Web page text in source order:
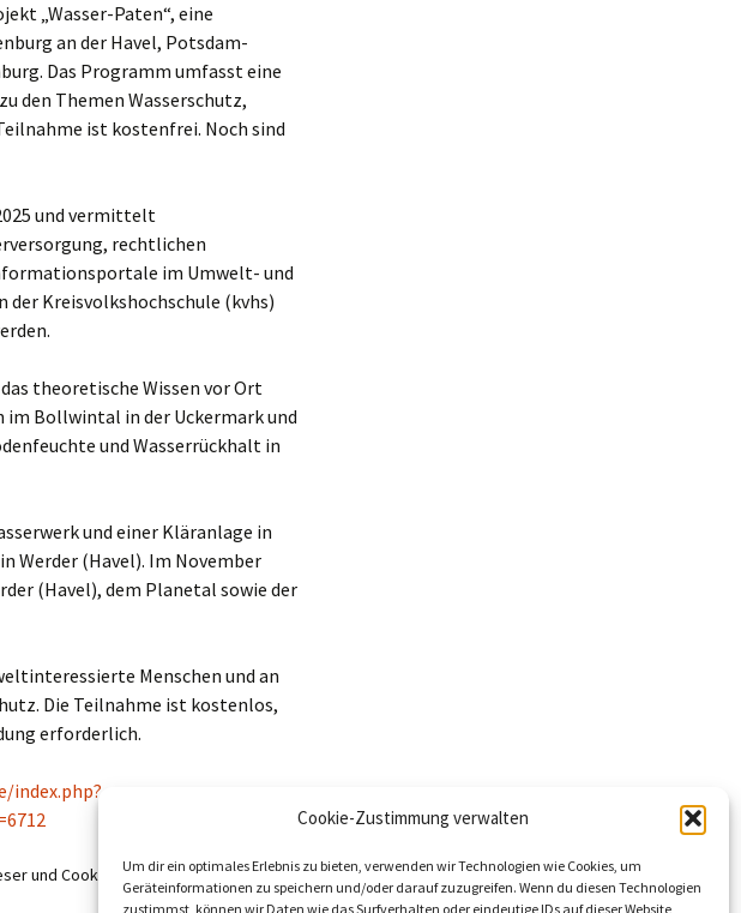
Cookie-Zustimmung verwalten
Um dir ein optimales Erlebnis zu bieten, verwenden wir Technologien wie Cookies, um
Geräteinformationen zu speichern und/oder darauf zuzugreifen. Wenn du diesen Technologien
zustimmst, können wir Daten wie das Surfverhalten oder eindeutige IDs auf dieser Website
„Wasser-Paten“, eine
an der Havel, Potsdam-
Das Programm umfasst eine
den Themen Wasserschutz,
ist kostenfrei. Noch sind
und vermittelt
rechtlichen
im Umwelt- und
der Kreisvolkshochschule (kvhs)
theoretische Wissen vor Ort
im Bollwintal in der Uckermark und
und Wasserrückhalt in
und einer Kläranlage in
Werder (Havel). Im November
(Havel), dem Planetal sowie der
Menschen und an
Die Teilnahme ist kostenlos,
erforderlich.
index.php?
und Cookie-Ablehner): 29